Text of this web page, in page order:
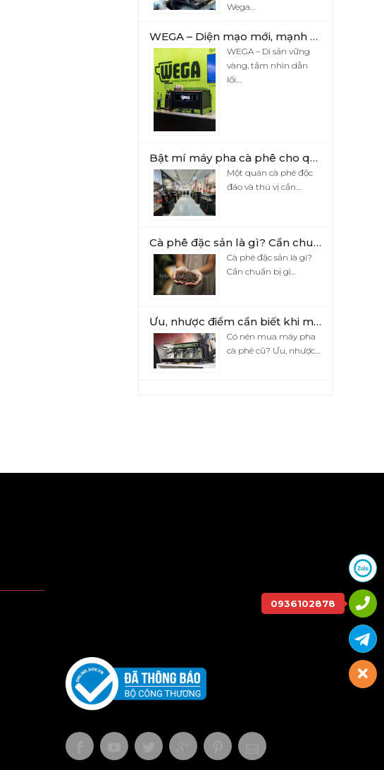
Wega…
WEGA – Diện mạo mới, mạnh mẽ và đầy cuốn hút
WEGA – Di sản vững
vàng, tầm nhìn dẫn
lối…
Bật mí máy pha cà phê cho quán được tin yêu nhất hiện nay
Một quán cà phê độc
đáo và thú vị cần…
Cà phê đặc sản là gì? Cần chuẩn bị gì khi mở quán cà phê đặc sản?
Cà phê đặc sản là gì?
Cần chuẩn bị gì…
Ưu, nhược điểm cần biết khi mua máy pha cà phê cũ
Có nên mua máy pha
cà phê cũ? Ưu, nhược…
0936102878